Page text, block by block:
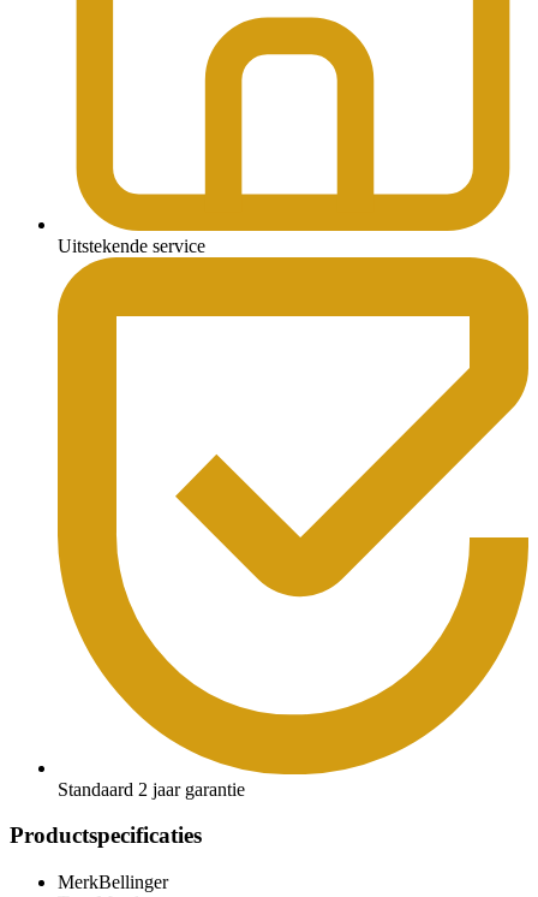
Uitstekende service
Standaard 2 jaar garantie
Productspecificaties
MerkBellinger